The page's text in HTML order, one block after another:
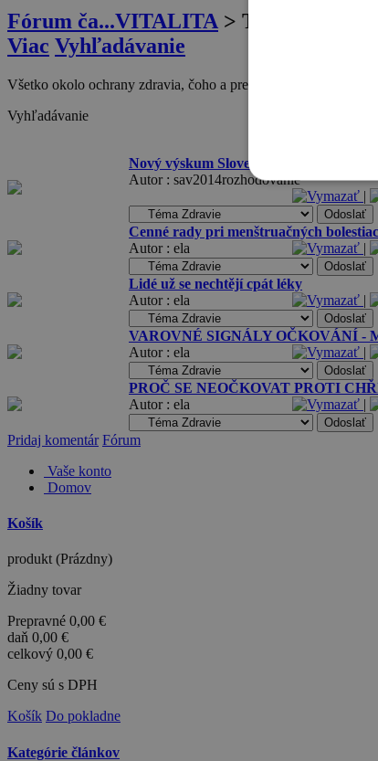
Fórum ča...VITALITA > Téma Zdravie
Viac Vyhľadávanie
Všetko okolo ochrany zdravia, čoho a prečo sa vyvarovať...
Vyhľadávanie
Nový výskum Slovenskej Akadémie Vied
Autor : sav2014rozhodovanie
|
Cenné rady pri menštruačných
Autor : ela
|
Lidé už se nechtějí cpát léky
Autor : ela
|
VAROVNÉ SIGNÁLY OČKOVÁNÍ -
Autor : ela
|
PROČ SE NEOČKOVAT PROTI
Autor : ela
|
Pridaj komentár Fórum
Vaše konto
Domov
Košík
produkt (Prázdny)
Žiadny tovar
Prepravné 0,00 €
daň 0,00 €
celkový 0,00 €
Ceny sú s DPH
Košík Do pokladne
Kategórie článkov